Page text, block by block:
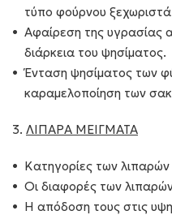
τύπο φούρνου
Αφαίρεση της υγρασίας
διάρκεια του ψησίματος.
Ένταση ψησίματος των
καραμελοποίηση των
3. ΛΙΠΑΡΑ ΜΕΙΓΜΑΤΑ
Κατηγορίες των
Οι διαφορές των
Η απόδοση τους στις